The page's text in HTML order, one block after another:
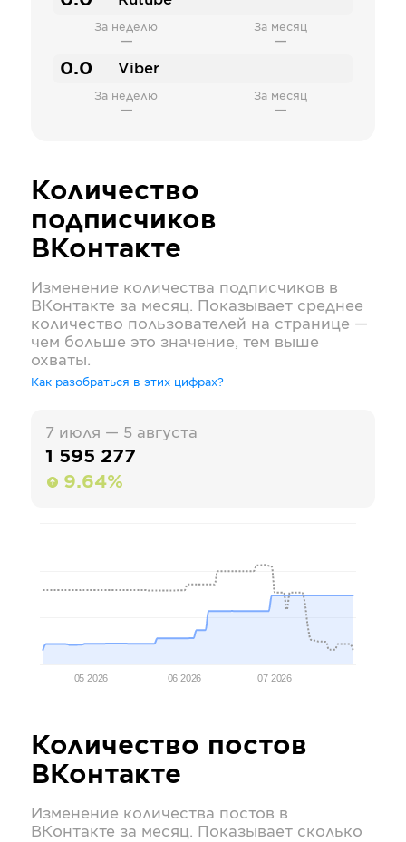
За неделю
—
За месяц
—
0.0 Viber
За неделю
—
За месяц
—
Количество
подписчиков
ВКонтакте
Изменение количества подписчиков в
ВКонтакте за месяц. Показывает среднее
количество пользователей на странице —
чем больше это значение, тем выше
охваты.
Как разобраться в этих цифрах?
7 июля — 5 августа
1 595 277
9.64%
05 2026 06 2026 07 2026
Количество постов
ВКонтакте
Изменение количества постов в
ВКонтакте за месяц. Показывает сколько